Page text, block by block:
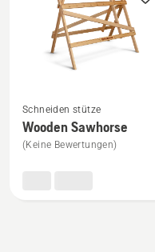
Details
zu
Wooden
Schneiden stütze
Wooden Sawhorse
(Keine Bewertungen)